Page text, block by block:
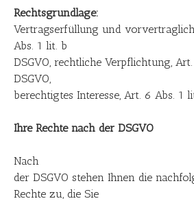
Rechtsgrundlage:
Vertragserfüllung und
Abs. 1 lit. b
DSGVO, rechtliche Verpflichtung,
DSGVO,
berechtigtes Interesse, Art. 6 Abs. 1
Ihre Rechte nach der DSGVO
Nach
der DSGVO stehen Ihnen die
Rechte zu, die Sie